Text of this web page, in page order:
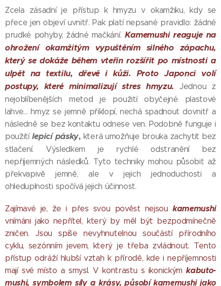
Zcela zásadní je přístup k hmyzu v okamžiku, kdy se
přece jen objeví uvnitř. Pak platí nepsané pravidlo: žádné
prudké pohyby, žádné mačkání. Kamemushi reaguje na
ohrožení okamžitým vypuštěním silného zápachu,
který se dokáže během vteřin rozšířit po místnosti a
ulpět na textilu, dřevě i kůži. Proto Japonci volí
postupy, které minimalizují stres hmyzu.
Jednou z
nejoblíbenějších metod je použití obyčejné plastové
lahve… hmyz se jemně přiklopí, nechá spadnout dovnitř a
následně se bez kontaktu odnese ven. Podobně funguje i
použití lepicí pásky, která umožňuje brouka zachytit bez
stlačení. Výsledkem je rychlé odstranění bez
nepříjemných následků. Tyto techniky mohou působit až
překvapivě jemně, ale v jejich jednoduchosti a
ohleduplnosti spočívá jejich účinnost.
Zajímavé je, že i přes svou pověst nejsou kamemushi
vnímáni jako nepřítel, který by měl být bezpodmínečně
zničen. Jsou spíše nevyhnutelnou součástí přírodního
cyklu, sezónním jevem, který je třeba zvládnout. Tento
přístup odráží hlubší vztah k přírodě, kde i nepříjemnosti
mají své místo a smysl. V kontrastu s ikonickýmkabuto-
mushi, symbolem síly a krásy, působí kamemushi jako